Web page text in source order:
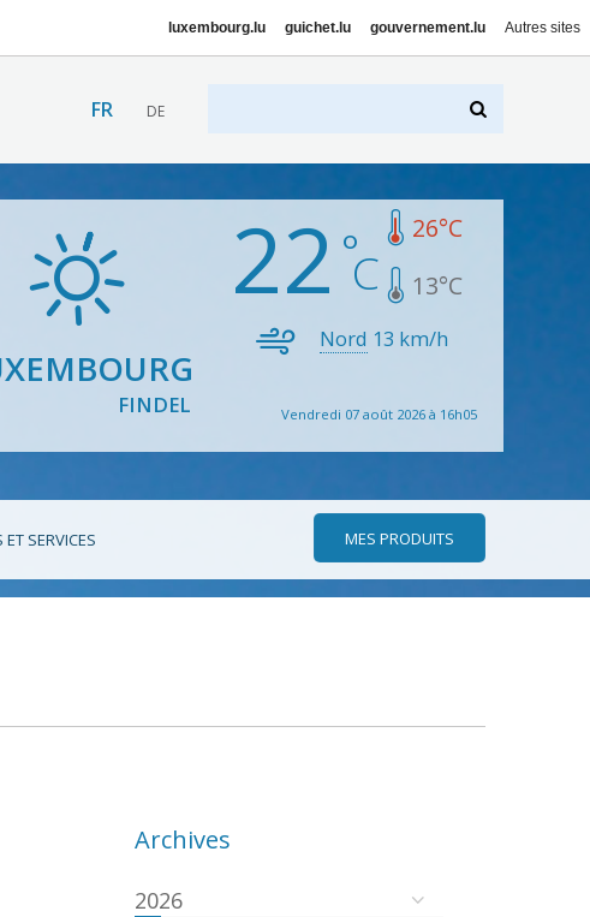
luxembourg.lu guichet.lu gouvernement.lu Autres sites
FR DE
FINDEL
22 26°C
13°C
Nord 13 km/h
Vendredi 07 août 2026 à 16h05
SERVICES MES PRODUITS
Archives
2026